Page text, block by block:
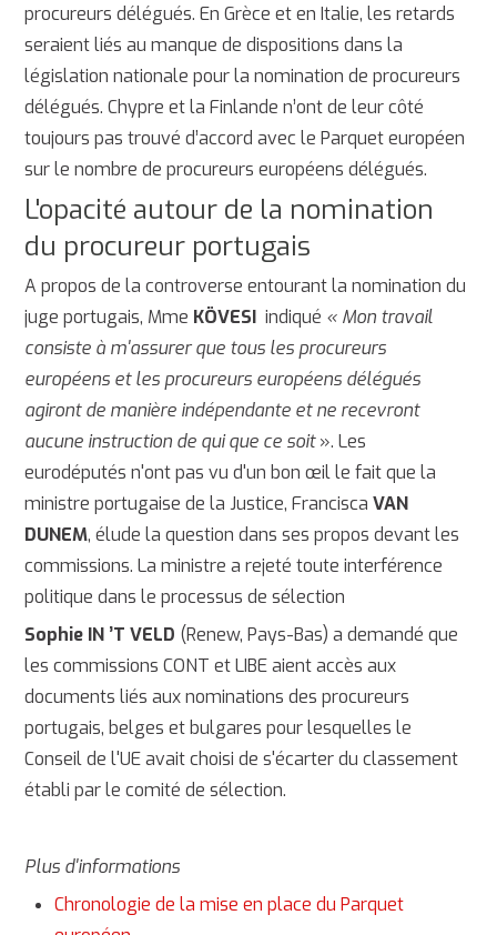
procureurs délégués. En Grèce et en Italie, les retards
seraient liés au manque de dispositions dans la
législation nationale pour la nomination de procureurs
délégués. Chypre et la Finlande n’ont de leur côté
toujours pas trouvé d’accord avec le Parquet européen
sur le nombre de procureurs européens délégués.
L'opacité autour de la nomination
du procureur portugais
A propos de la controverse entourant la nomination du
juge portugais, Mme KÖVESI indiqué « Mon travail
consiste à m'assurer que tous les procureurs
européens et les procureurs européens délégués
agiront de manière indépendante et ne recevront
aucune instruction de qui que ce soit». Les
eurodéputés n'ont pas vu d'un bon œil le fait que la
ministre portugaise de la Justice, FranciscaVAN
DUNEM, élude la question dans ses propos devant les
commissions. La ministre a rejeté toute interférence
politique dans le processus de sélection
Sophie IN ’T VELD (Renew, Pays-Bas) a demandé que
les commissions CONT et LIBE aient accès aux
documents liés aux nominations des procureurs
portugais, belges et bulgares pour lesquelles le
Conseil de l'UE avait choisi de s'écarter du classement
établi par le comité de sélection.
Plus d'informations
Chronologie de la mise en place du Parquet